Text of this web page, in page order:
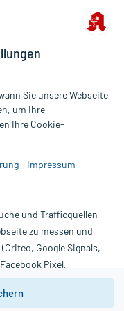
für
einen Arzt. Bitte
Webseite benutzt
wichtigen Hinweise in
einer Bestellung
Sie unsere Webseite
um Ihre
Ihre Cookie-
Impressum
und Trafficquellen
zu messen und
Google Signals,
Pixel,